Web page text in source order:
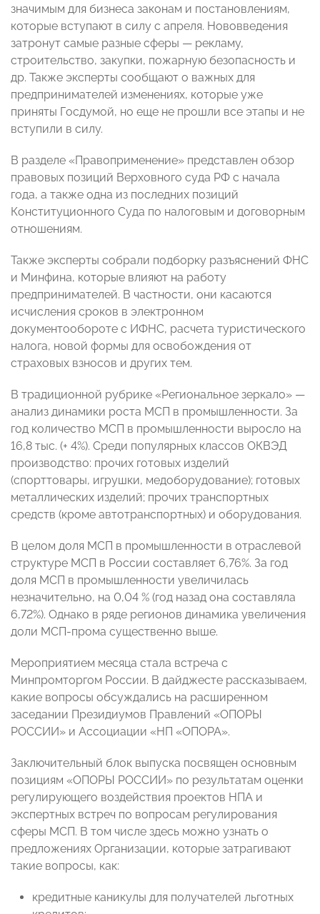
значимым для бизнеса законам и постановлениям,
которые вступают в силу с апреля. Нововведения
затронут самые разные сферы — рекламу,
строительство, закупки, пожарную безопасность и
др. Также эксперты сообщают о важных для
предпринимателей изменениях, которые уже
приняты Госдумой, но еще не прошли все этапы и не
вступили в силу.
В разделе «Правоприменение» представлен обзор
правовых позиций Верховного суда РФ с начала
года, а также одна из последних позиций
Конституционного Суда по налоговым и договорным
отношениям.
Также эксперты собрали подборку разъяснений ФНС
и Минфина, которые влияют на работу
предпринимателей. В частности, они касаются
исчисления сроков в электронном
документообороте с ИФНС, расчета туристического
налога, новой формы для освобождения от
страховых взносов и других тем.
В традиционной рубрике «Региональное зеркало» —
анализ динамики роста МСП в промышленности. За
год количество МСП в промышленности выросло на
16,8 тыс. (+ 4%). Среди популярных классов ОКВЭД
производство: прочих готовых изделий
(спорттовары, игрушки, медоборудование); готовых
металлических изделий; прочих транспортных
средств (кроме автотранспортных) и оборудования.
В целом доля МСП в промышленности в отраслевой
структуре МСП в России составляет 6,76%. За год
доля МСП в промышленности увеличилась
незначительно, на 0,04 % (год назад она составляла
6,72%). Однако в ряде регионов динамика увеличения
доли МСП-прома существенно выше.
Мероприятием месяца стала встреча с
Минпромторгом России. В дайджесте рассказываем,
какие вопросы обсуждались на расширенном
заседании Президиумов Правлений «ОПОРЫ
РОССИИ» и Ассоциации «НП «ОПОРА».
Заключительный блок выпуска посвящен основным
позициям «ОПОРЫ РОССИИ» по результатам оценки
регулирующего воздействия проектов НПА и
экспертных встреч по вопросам регулирования
сферы МСП. В том числе здесь можно узнать о
предложениях Организации, которые затрагивают
такие вопросы, как:
кредитные каникулы для получателей льготных